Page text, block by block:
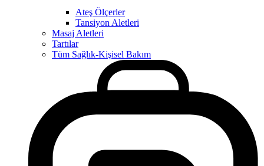
Ateş Ölçerler
Tansiyon Aletleri
Masaj Aletleri
Tartılar
Tüm Sağlık-Kişisel Bakım